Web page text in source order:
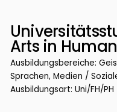
Arts in
Ausbildungsbereiche:
Sprachen, Medien /
Ausbildungsart: Uni/FH/PH